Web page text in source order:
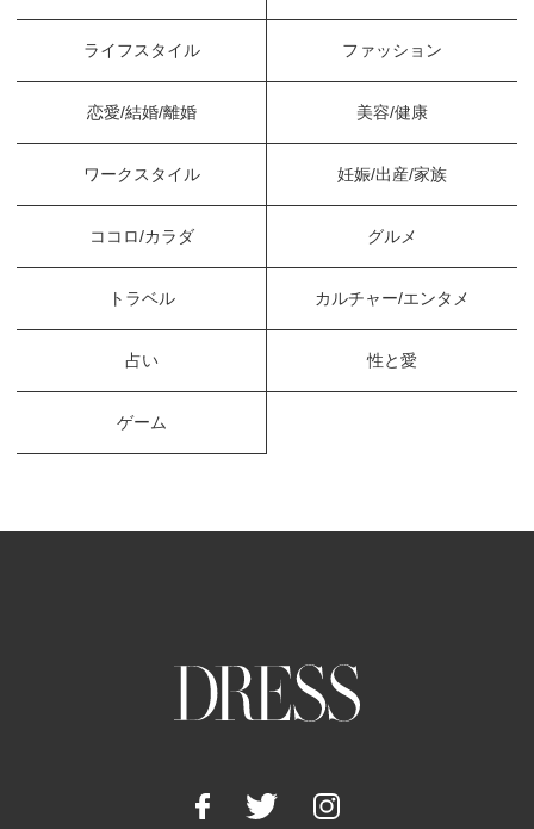
ライフスタイル ファッション
恋愛/結婚/離婚 美容/健康
ワークスタイル 妊娠/出産/家族
ココロ/カラダ グルメ
トラベル カルチャー/エンタメ
占い 性と愛
ゲーム